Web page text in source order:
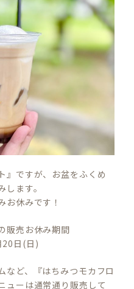
』ですが、お盆をふくめ
ます。
お休みです！
販売お休み期間
日(日)
など、『はちみつモカフロ
ューは通常通り販売して